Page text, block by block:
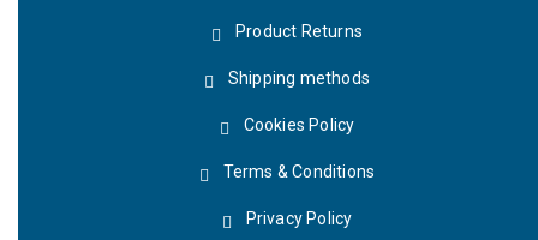
Product Returns
Shipping methods
Cookies Policy
Terms & Conditions
Privacy Policy